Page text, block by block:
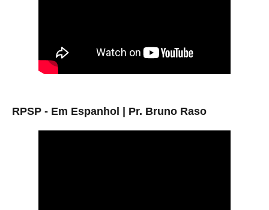
RPSP - Em Espanhol | Pr. Bruno Raso